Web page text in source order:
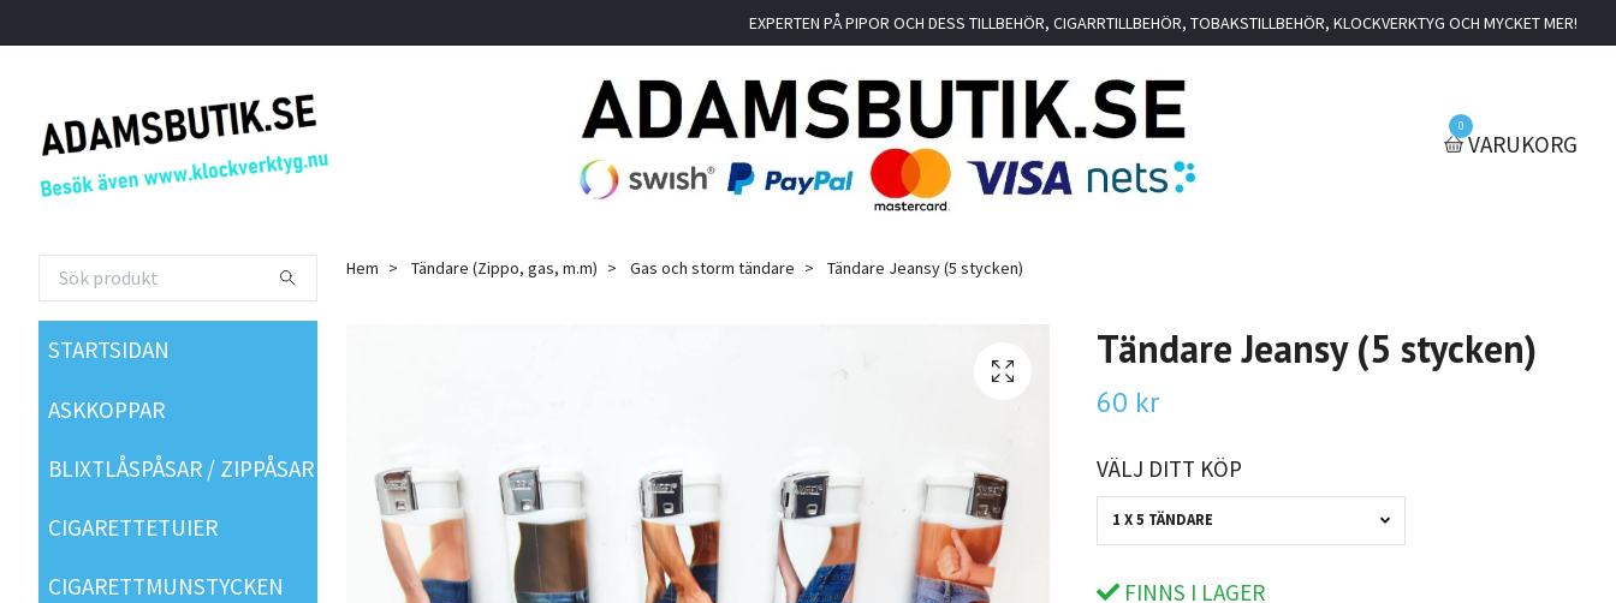
EXPERTEN PÅ PIPOR OCH DESS TILLBEHÖR, CIGARRTILLBEHÖR, TOBAKSTILLBEHÖR, KLOCKVERKTYG OCH MYCKET MER!
0
VARUKORG
STARTSIDAN
ASKKOPPAR
BLIXTLÅSPÅSAR / ZIPPÅSAR
CIGARETTETUIER
CIGARETTMUNSTYCKEN
Hem Tändare (Zippo, gas, m.m) Gas och storm tändare Tändare Jeansy (5 stycken)
Tändare Jeansy (5 stycken)
60 kr
VÄLJ DITT KÖP
1 X 5 TÄNDARE
FINNS I LAGER